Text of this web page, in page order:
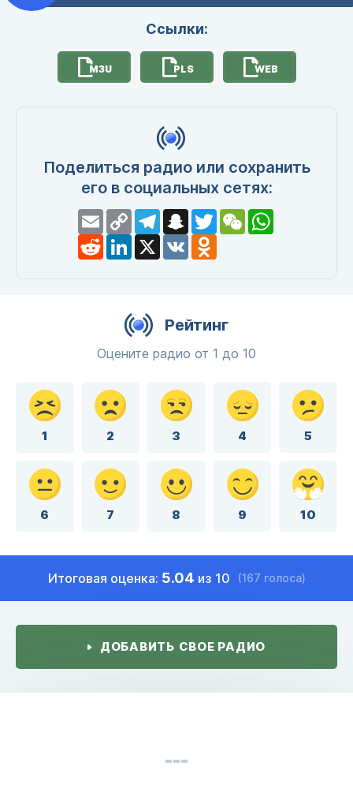
Ссылки:
M3U PLS WEB
Поделиться радио или сохранить
его в социальных сетях:
EmailCopy
Link
TelegramSnapchat
TwitterWeChatWhatsApp
RedditLinkedIn
X VK Odnoklassniki
Рейтинг
Оцените радио от 1 до 10
1 2 3 4 5
6 7 8 9 10
Итоговая оценка: 5.04 из 10 (167 голоса)
ДОБАВИТЬ СВОЕ РАДИО